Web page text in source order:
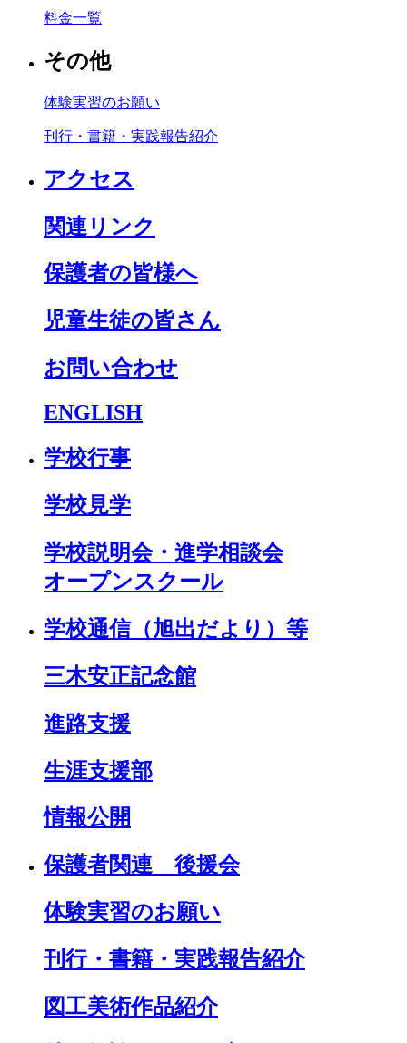
料金一覧
その他
体験実習のお願い
刊行・書籍・実践報告紹介
アクセス
関連リンク
保護者の皆様へ
児童生徒の皆さん
お問い合わせ
ENGLISH
学校行事
学校見学
学校説明会・進学相談会
オープンスクール
学校通信（旭出だより）等
三木安正記念館
進路支援
生涯支援部
情報公開
保護者関連 後援会
体験実習のお願い
刊行・書籍・実践報告紹介
図工美術作品紹介